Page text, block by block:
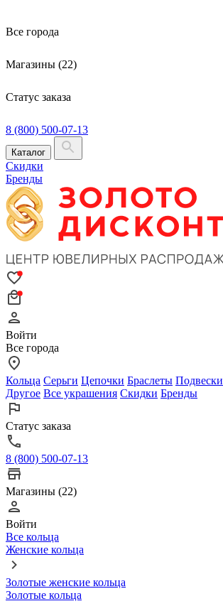
Все города
Магазины (22)
Статус заказа
8 (800) 500-07-13
Каталог
Скидки
Бренды
Войти
Все города
Кольца Серьги Цепочки Браслеты Подвески
Другое Все украшения Скидки Бренды
Статус заказа
8 (800) 500-07-13
Магазины (22)
Войти
Все кольца
Женские кольца
Золотые женские кольца
Золотые кольца